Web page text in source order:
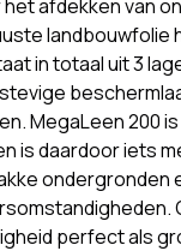
afdekken van
landbouwfolie
in totaal uit 3
MegaLeen 200
is daardoor iets
ondergronden
perfect als